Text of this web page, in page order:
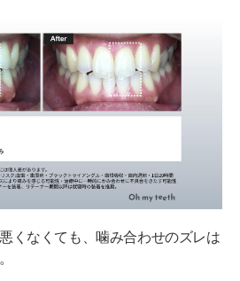
くなくても、噛み合わせのズレは